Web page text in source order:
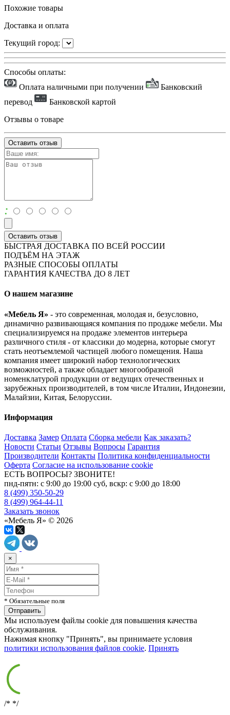
Похожие товары
Доставка и оплата
Текущий город:
Способы оплаты:
Оплата наличными при получении
Банковский
перевод
Банковской картой
Отзывы о товаре
Оставить отзыв
:
Оставить отзыв
БЫСТРАЯ ДОСТАВКА ПО ВСЕЙ РОССИИ
ПОДЪЁМ НА ЭТАЖ
РАЗНЫЕ СПОСОБЫ ОПЛАТЫ
ГАРАНТИЯ КАЧЕСТВА ДО 8 ЛЕТ
О нашем магазине
«Мебель Я» - это современная, молодая и, безусловно,
динамично развивающаяся компания по продаже мебели. Мы
специализируемся на продаже элементов интерьера
различного стиля - от классики до модерна, которые смогут
стать неотъемлемой частицей любого помещения. Наша
компания имеет широкий набор технологических
возможностей, а также обладает многообразной
номенклатурой продукции от ведущих отечественных и
зарубежных производителей, в том числе Италии, Индонезии,
Малайзии, Китая, Белоруссии.
Информация
Доставка Замер Оплата Сборка мебели Как заказать?
Новости Статьи Отзывы Вопросы Гарантия
Производители Контакты Политика конфиденциальности
Оферта Согласие на использование cookie
ЕСТЬ ВОПРОСЫ? ЗВОНИТЕ!
пнд-пятн: с 9:00 до 19:00 суб, вскр: с 9:00 до 18:00
8 (499) 350-50-29
8 (499) 964-44-11
Заказать звонок
«Мебель Я» © 2026
×
* Обязательные поля
Мы используем файлы cookie для повышения качества
обслуживания.
Нажимая кнопку "Принять", вы принимаете условия
политики использования файлов cookie. Принять
/* */